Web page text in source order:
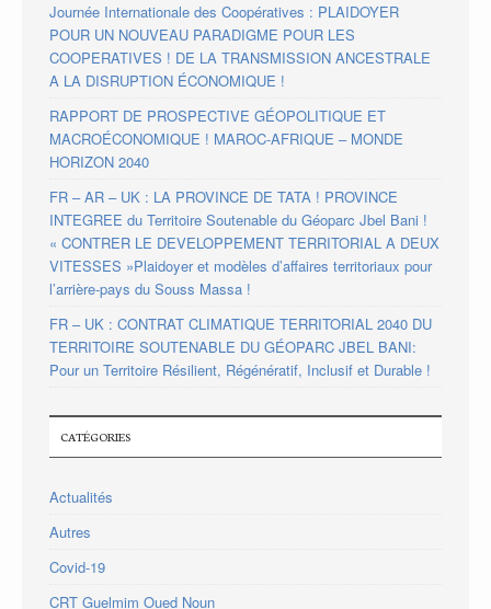
Journée Internationale des Coopératives : PLAIDOYER
POUR UN NOUVEAU PARADIGME POUR LES
COOPERATIVES ! DE LA TRANSMISSION ANCESTRALE
A LA DISRUPTION ÉCONOMIQUE !
RAPPORT DE PROSPECTIVE GÉOPOLITIQUE ET
MACROÉCONOMIQUE ! MAROC-AFRIQUE – MONDE
HORIZON 2040
FR – AR – UK : LA PROVINCE DE TATA ! PROVINCE
INTEGREE du Territoire Soutenable du Géoparc Jbel Bani !
« CONTRER LE DEVELOPPEMENT TERRITORIAL A DEUX
VITESSES »Plaidoyer et modèles d’affaires territoriaux pour
l’arrière-pays du Souss Massa !
FR – UK : CONTRAT CLIMATIQUE TERRITORIAL 2040 DU
TERRITOIRE SOUTENABLE DU GÉOPARC JBEL BANI:
Pour un Territoire Résilient, Régénératif, Inclusif et Durable !
CATÉGORIES
Actualités
Autres
Covid-19
CRT Guelmim Oued Noun